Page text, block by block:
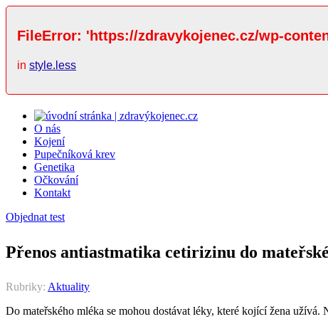
FileError: 'https://zdravykojenec.cz/wp-
in style.less
O nás
Kojení
Pupečníková krev
Genetika
Očkování
Kontakt
Objednat test
Přenos antiastmatika cetirizinu do
Rubriky: Aktuality
Do mateřského mléka se mohou dostávat léky, které kojící žena